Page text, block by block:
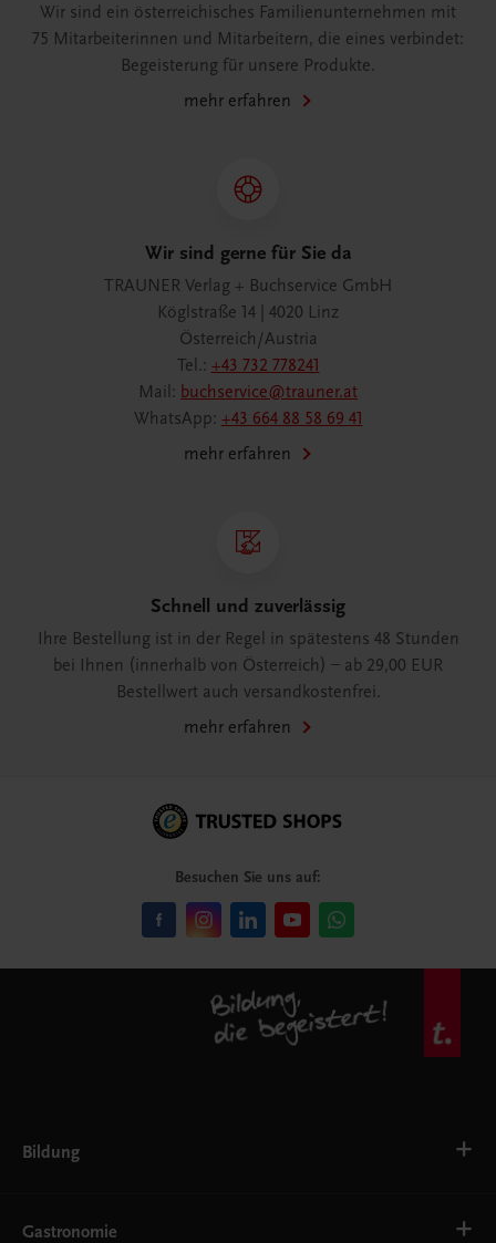
Wir sind ein österreichisches Familienunternehmen mit
75 Mitarbeiterinnen und Mitarbeitern, die eines verbindet:
Begeisterung für unsere Produkte.
mehr erfahren
Wir sind gerne für Sie da
TRAUNER Verlag + Buchservice GmbH
Köglstraße 14 | 4020 Linz
Österreich/Austria
Tel.: +43 732 778241
Mail: buchservice@trauner.at
WhatsApp: +43 664 88 58 69 41
mehr erfahren
Schnell und zuverlässig
Ihre Bestellung ist in der Regel in spätestens 48 Stunden
bei Ihnen (innerhalb von Österreich) – ab 29,00 EUR
Bestellwert auch versandkostenfrei.
mehr erfahren
Besuchen Sie uns auf:
Bildung
AHS
Gastronomie